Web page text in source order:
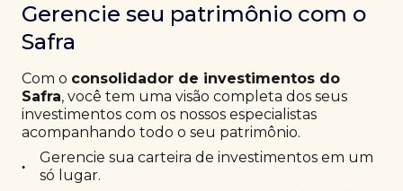
Gerencie seu patrimônio com o
Safra
Com o consolidador de investimentos do
Safra, você tem uma visão completa dos seus
investimentos com os nossos especialistas
acompanhando todo o seu patrimônio.
•
Gerencie sua carteira de investimentos em um
só lugar.